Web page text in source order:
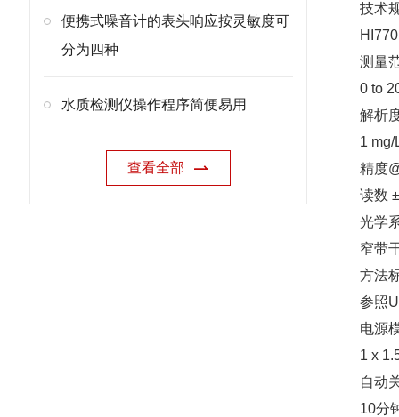
便携式噪音计的表头响应按灵敏度可
分为四种
水质检测仪操作程序简便易用
查看全部
技术
测量
0 to
解析
1 mg/
精度
读数
光学
窄带
方法
参照
电源
1 x
自动
10分